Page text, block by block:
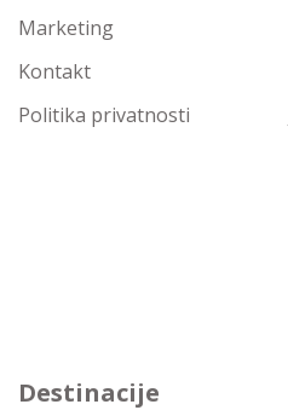
Marketing
Kontakt
Politika privatnosti
Destinacije